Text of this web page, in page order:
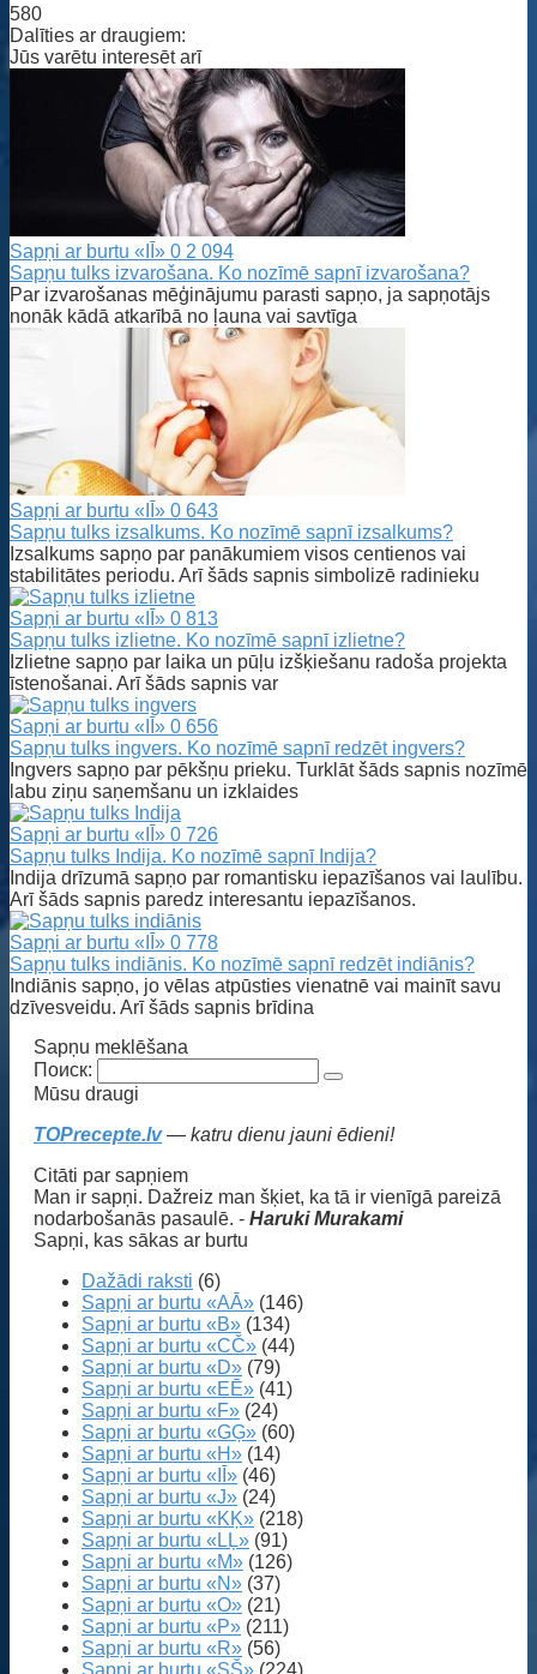
580
Dalīties ar draugiem:
Jūs varētu interesēt arī
Sapņi ar burtu «IĪ» 0 2 094
Sapņu tulks izvarošana. Ko nozīmē sapnī izvarošana?
Par izvarošanas mēģinājumu parasti sapņo, ja sapņotājs
nonāk kādā atkarībā no ļauna vai savtīga
Sapņi ar burtu «IĪ» 0 643
Sapņu tulks izsalkums. Ko nozīmē sapnī izsalkums?
Izsalkums sapņo par panākumiem visos centienos vai
stabilitātes periodu. Arī šāds sapnis simbolizē radinieku
Sapņi ar burtu «IĪ» 0 813
Sapņu tulks izlietne. Ko nozīmē sapnī izlietne?
Izlietne sapņo par laika un pūļu izšķiešanu radoša projekta
īstenošanai. Arī šāds sapnis var
Sapņi ar burtu «IĪ» 0 656
Sapņu tulks ingvers. Ko nozīmē sapnī redzēt ingvers?
Ingvers sapņo par pēkšņu prieku. Turklāt šāds sapnis nozīmē
labu ziņu saņemšanu un izklaides
Sapņi ar burtu «IĪ» 0 726
Sapņu tulks Indija. Ko nozīmē sapnī Indija?
Indija drīzumā sapņo par romantisku iepazīšanos vai laulību.
Arī šāds sapnis paredz interesantu iepazīšanos.
Sapņi ar burtu «IĪ» 0 778
Sapņu tulks indiānis. Ko nozīmē sapnī redzēt indiānis?
Indiānis sapņo, jo vēlas atpūsties vienatnē vai mainīt savu
dzīvesveidu. Arī šāds sapnis brīdina
Sapņu meklēšana
Поиск:
Mūsu draugi
TOPrecepte.lv— katru dienu jauni ēdieni!
Citāti par sapņiem
Man ir sapņi. Dažreiz man šķiet, ka tā ir vienīgā pareizā
nodarbošanās pasaulē. - Haruki Murakami
Sapņi, kas sākas ar burtu
Dažādi raksti (6)
Sapņi ar burtu «AĀ» (146)
Sapņi ar burtu «B» (134)
Sapņi ar burtu «CČ» (44)
Sapņi ar burtu «D» (79)
Sapņi ar burtu «EĒ» (41)
Sapņi ar burtu «F» (24)
Sapņi ar burtu «GĢ» (60)
Sapņi ar burtu «H» (14)
Sapņi ar burtu «IĪ» (46)
Sapņi ar burtu «J» (24)
Sapņi ar burtu «KĶ» (218)
Sapņi ar burtu «LĻ» (91)
Sapņi ar burtu «M» (126)
Sapņi ar burtu «N» (37)
Sapņi ar burtu «O» (21)
Sapņi ar burtu «P» (211)
Sapņi ar burtu «R» (56)
Sapņi ar burtu «SŠ» (224)